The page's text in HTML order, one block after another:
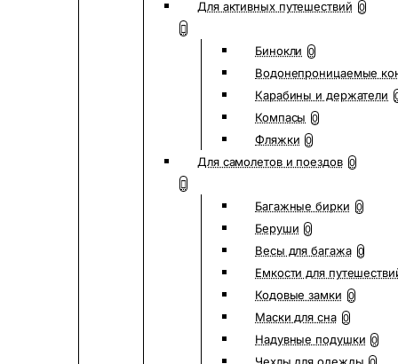
Для активных путешествий 0
Бинокли 0
Водонепроницаемые
Карабины и держатели
Компасы 0
Фляжки 0
Для самолетов и поездов 0
Багажные бирки 0
Беруши 0
Весы для багажа 0
Емкости для
Кодовые замки 0
Маски для сна 0
Надувные подушки 0